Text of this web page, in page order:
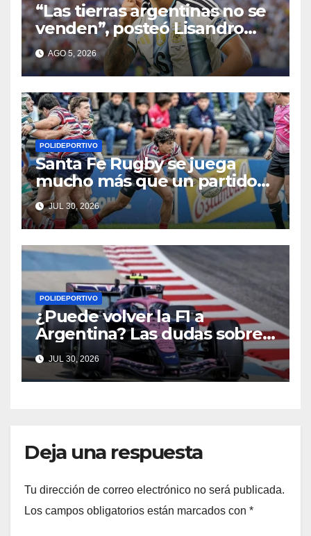
“Las tierras argentinas no se
venden”, posteó Lisandro
Martínez
AGO 5, 2026
POLIDEPORTIVO
Santa Fe Rugby se juega
mucho más que un partido
en Córdoba
JUL 30, 2026
POLIDEPORTIVO
¿Puede volver la F1 a
Argentina? Las dudas sobre
Qatar y Abu Dabi reavivan la
ilusión
JUL 30, 2026
Deja una respuesta
Tu dirección de correo electrónico no será publicada.
Los campos obligatorios están marcados con *